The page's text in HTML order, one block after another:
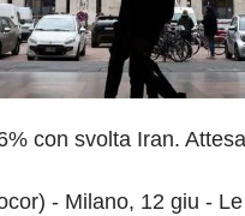
con svolta Iran.
- Milano, 12 giu -